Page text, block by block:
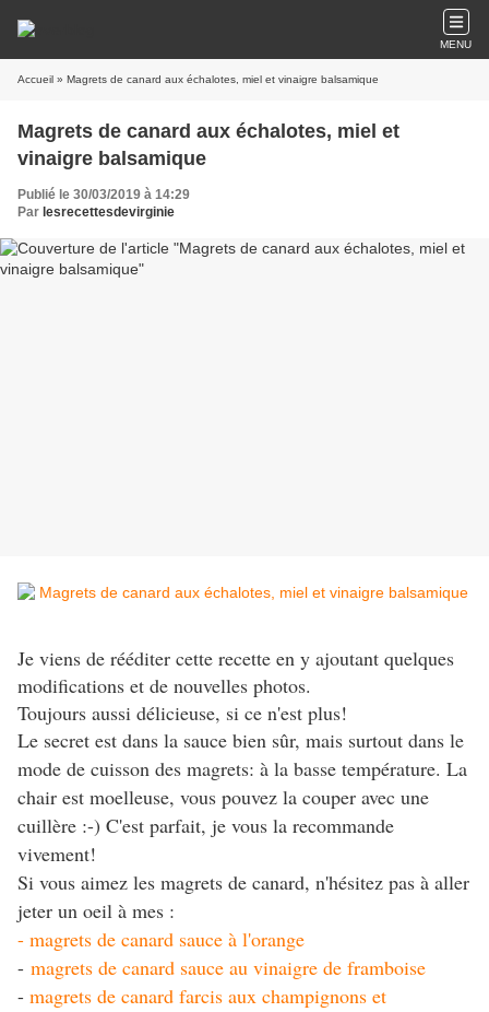
MENU
Accueil » Magrets de canard aux échalotes, miel et vinaigre balsamique
Magrets de canard aux échalotes, miel et
vinaigre balsamique
Publié le 30/03/2019 à 14:29
Par lesrecettesdevirginie
Je viens de rééditer cette recette en y ajoutant quelques
modifications et de nouvelles photos.
Toujours aussi délicieuse, si ce n'est plus!
Le secret est dans la sauce bien sûr, mais surtout dans le
mode de cuisson des magrets: à la basse température. La
chair est moelleuse, vous pouvez la couper avec une
cuillère :-) C'est parfait, je vous la recommande
vivement!
Si vous aimez les magrets de canard, n'hésitez pas à aller
jeter un oeil à mes :
- magrets de canard sauce à l'orange
- magrets de canard sauce au vinaigre de framboise
- magrets de canard farcis aux champignons et